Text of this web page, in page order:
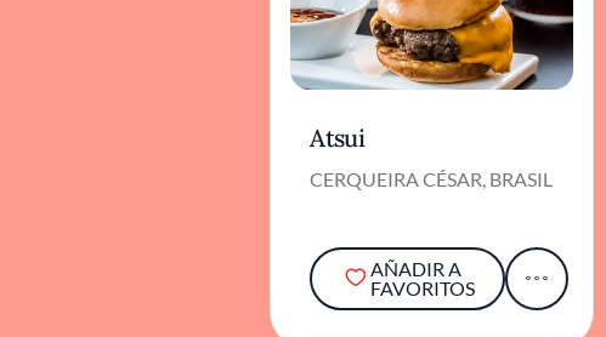
Atsui
CERQUEIRA CÉSAR, BRASIL
AÑADIR A
FAVORITOS